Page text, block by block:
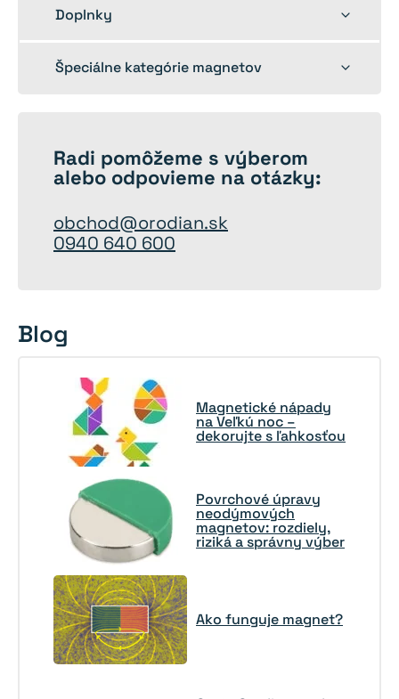
Doplnky
Toggle
Špeciálne kategórie magnetov
Toggle
Radi pomôžeme s výberom
alebo odpovieme na otázky:
obchod@orodian.sk
0940 640 600
Blog
Magnetické nápady
na Veľkú noc –
dekorujte s ľahkosťou
Povrchové úpravy
neodýmových
magnetov: rozdiely,
riziká a správny výber
Ako funguje magnet?